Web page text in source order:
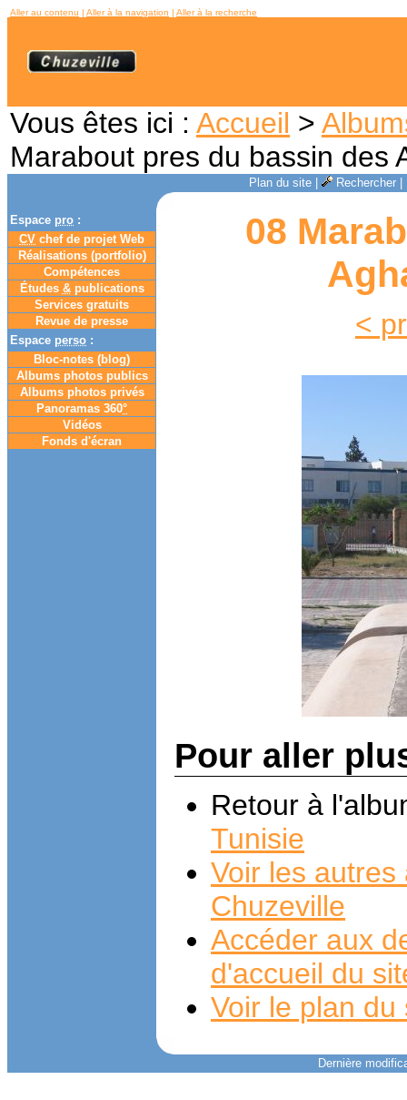
Aller au contenu | Aller à la navigation | Aller à la recherche
Vous êtes ici : Accueil >
Marabout pres du bassin des
Plan du site| Rechercher|
Espace pro :
CV chef de projet Web
Réalisations (portfolio)
Compétences
Études &publications
Services gratuits
Revue de presse
Espace perso :
Bloc-notes (blog)
Albums photos publics
Albums photos privés
Panoramas 360°
Vidéos
Fonds d'écran
08
<
Pour aller
Retour à
Tunisie
Voir les
Chuzeville
Accéder aux
d'accueil du
Voir le plan du
Dernière